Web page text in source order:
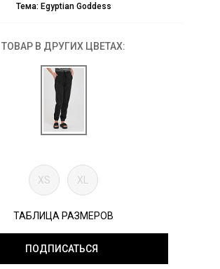
Тема: Egyptian Goddess
ТОВАР В ДРУГИХ ЦВЕТАХ:
XS XL
ТАБЛИЦА РАЗМЕРОВ
ПОДПИСАТЬСЯ